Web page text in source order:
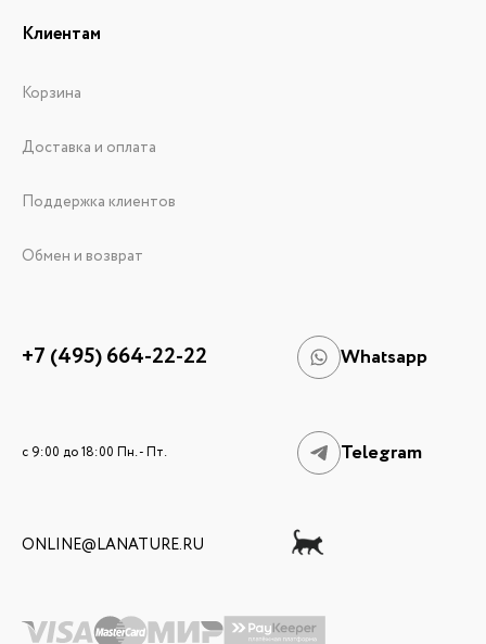
Клиентам
Корзина
Доставка и оплата
Поддержка клиентов
Обмен и возврат
+7 (495) 664-22-22 Whatsapp
c 9:00 до 18:00 Пн. - Пт. Telegram
ONLINE@LANATURE.RU